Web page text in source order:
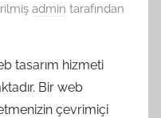
admin tarafından
tasarım hizmeti
Bir web
çevrimiçi